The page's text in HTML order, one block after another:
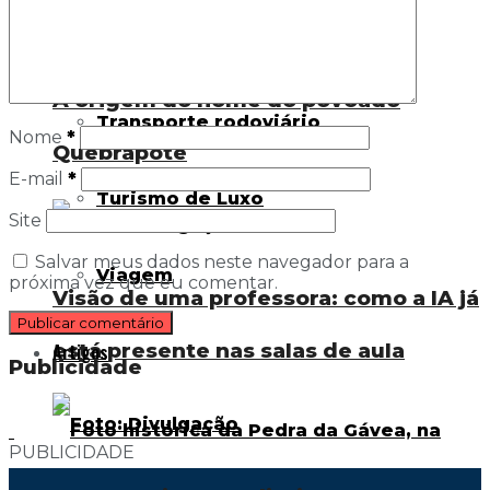
A origem do nome do povoado
Quebrapote
Visão de uma professora: como a IA já
está presente nas salas de aula
Transporte rodoviário
Turismo de Luxo
Viagem
Artigos
Nome *
E-mail *
Site
Salvar meus dados neste navegador para a
próxima vez que eu comentar.
Publicidade
PUBLICIDADE